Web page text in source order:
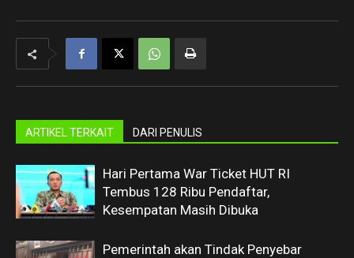
ARTIKEL TERKAIT DARI PENULIS
Hari Pertama War Ticket HUT RI
Tembus 128 Ribu Pendaftar,
Kesempatan Masih Dibuka
Pemerintah akan Tindak Penyebar